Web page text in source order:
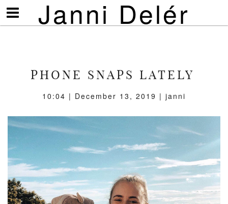
Janni Delér
Visa/göm
meny
PHONE SNAPS LATELY
10:04 | December 13, 2019 | janni